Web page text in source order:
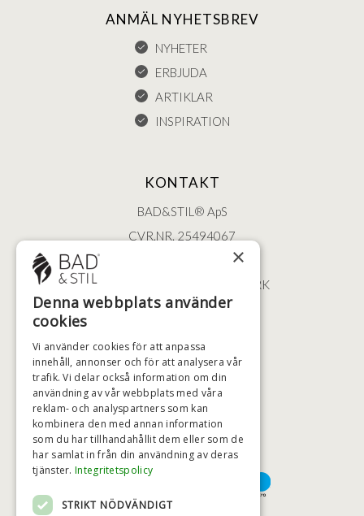
ANMÄL NYHETSBREV
NYHETER
ERBJUDA
ARTIKLAR
INSPIRATION
KONTAKT
BAD&STIL® ApS
CVR.NR. 25494067
ØSTERBROGADE 202
2100 KØBENHAVN • DANMARK
+46 (0)79 008 12 60
HÖGSTA KREDITVÄRDIGHET
BETALNINGSALTERNATIV
×
Denna webbplats använder
cookies
Vi använder cookies för att anpassa
innehåll, annonser och för att analysera vår
trafik. Vi delar också information om din
användning av vår webbplats med våra
reklam- och analyspartners som kan
kombinera den med annan information
som du har tillhandahållit dem eller som de
har samlat in från din användning av deras
tjänster. Integritetspolicy
STRIKT NÖDVÄNDIGT